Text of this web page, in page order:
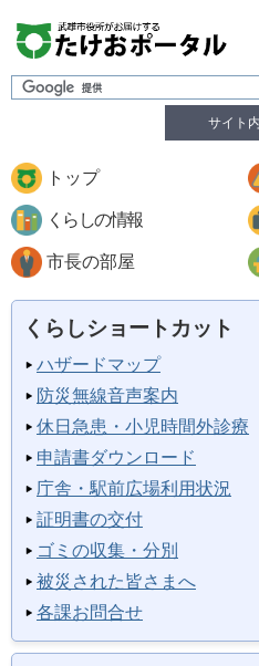
サイト
トップ
くらしの情報
市長の部屋
くらしショートカット
ハザードマップ
防災無線音声案内
休日急患・小児時間外診療
申請書ダウンロード
庁舎・駅前広場利用状況
証明書の交付
ゴミの収集・分別
被災された皆さまへ
各課お問合せ